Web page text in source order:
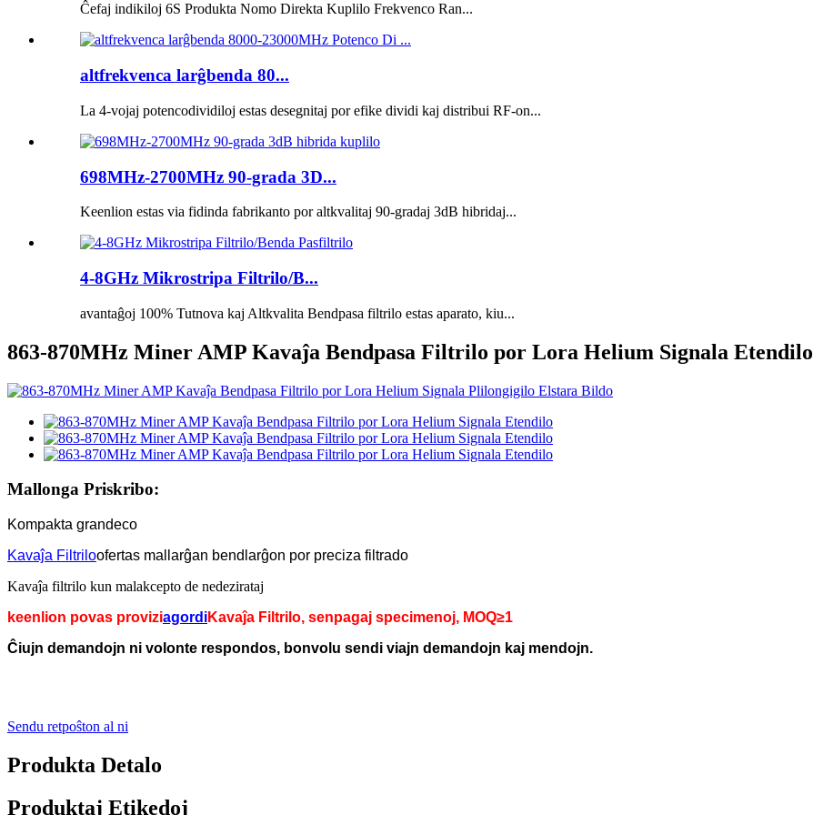
Ĉefaj indikiloj 6S Produkta Nomo Direkta Kuplilo Frekvenco Ran...
altfrekvenca larĝbenda 80...
La 4-vojaj potencodividiloj estas desegnitaj por efike dividi kaj distribui RF-on...
698MHz-2700MHz 90-grada 3D...
Keenlion estas via fidinda fabrikanto por altkvalitaj 90-gradaj 3dB hibridaj...
4-8GHz Mikrostripa Filtrilo/B...
avantaĝoj 100% Tutnova kaj Altkvalita Bendpasa filtrilo estas aparato, kiu...
863-870MHz Miner AMP Kavaĵa Bendpasa Filtrilo por Lora Helium Signala Etendilo
Mallonga Priskribo:
Kompakta grandeco
Kavaĵa Filtriloofertas mallarĝan bendlarĝon por preciza filtrado
Kavaĵa filtrilo kun malakcepto de nedezirataj
keenlion povas proviziagordiKavaĵa Filtrilo, senpagaj specimenoj, MOQ≥1
Ĉiujn demandojn ni volonte respondos, bonvolu sendi viajn demandojn kaj mendojn.
Sendu retpoŝton al ni
Produkta Detalo
Produktaj Etikedoj